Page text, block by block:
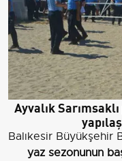
Ayvalık
Balıkesir Büyükşehir
yaz sezonunun